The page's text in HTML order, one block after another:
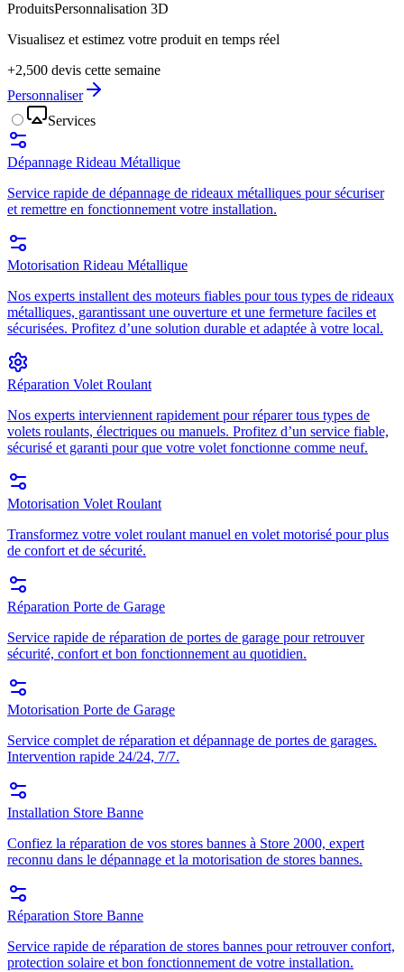
ProduitsPersonnalisation 3D
Visualisez et estimez votre produit en temps réel
+2,500 devis cette semaine
Personnaliser
Services
Dépannage Rideau Métallique
Service rapide de dépannage de rideaux métalliques pour sécuriser
et remettre en fonctionnement votre installation.
Motorisation Rideau Métallique
Nos experts installent des moteurs fiables pour tous types de rideaux
métalliques, garantissant une ouverture et une fermeture faciles et
sécurisées. Profitez d’une solution durable et adaptée à votre local.
Réparation Volet Roulant
Nos experts interviennent rapidement pour réparer tous types de
volets roulants, électriques ou manuels. Profitez d’un service fiable,
sécurisé et garanti pour que votre volet fonctionne comme neuf.
Motorisation Volet Roulant
Transformez votre volet roulant manuel en volet motorisé pour plus
de confort et de sécurité.
Réparation Porte de Garage
Service rapide de réparation de portes de garage pour retrouver
sécurité, confort et bon fonctionnement au quotidien.
Motorisation Porte de Garage
Service complet de réparation et dépannage de portes de garages.
Intervention rapide 24/24, 7/7.
Installation Store Banne
Confiez la réparation de vos stores bannes à Store 2000, expert
reconnu dans le dépannage et la motorisation de stores bannes.
Réparation Store Banne
Service rapide de réparation de stores bannes pour retrouver confort,
protection solaire et bon fonctionnement de votre installation.